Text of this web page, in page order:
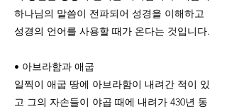
하나님의 말씀이 전파되어 성경을 이해하고
성경의 언어를 사용할 때가 온다는 것입니다.
• 아브라함과 애굽
일찍이 애굽 땅에 아브라함이 내려간 적이 있
고 그의 자손들이 야곱 때에 내려가 430년 동